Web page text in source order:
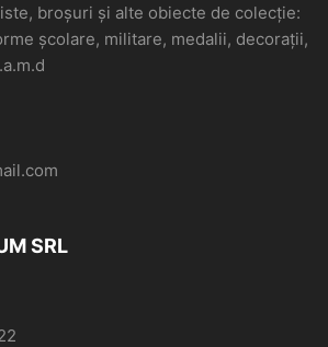
broșuri și alte obiecte de colecție:
școlare, militare, medalii, decorații,
SRL